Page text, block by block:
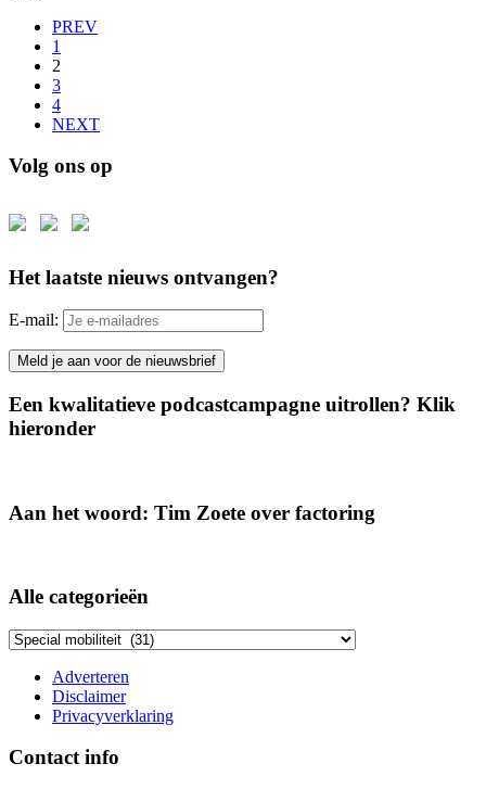
PREV
1
2
3
4
NEXT
Volg ons op
Het laatste nieuws ontvangen?
E-mail:
Een kwalitatieve podcastcampagne uitrollen? Klik
hieronder
Aan het woord: Tim Zoete over factoring
Alle categorieën
Alle
Adverteren
Disclaimer
Privacyverklaring
Contact info